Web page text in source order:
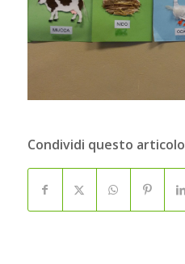
Condividi questo articolo